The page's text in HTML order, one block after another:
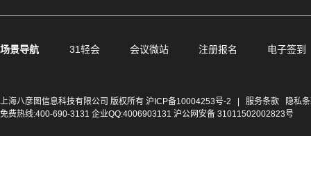
场景导航 31轻会 会议微站 注册报名 电子签到
上海八彦图信息科技有限公司 版权所有 沪ICP备10004253号-2 服务条款
隐私
免费热线:400-690-3131 企业QQ:4006903131 沪公网安备 31011502002823号